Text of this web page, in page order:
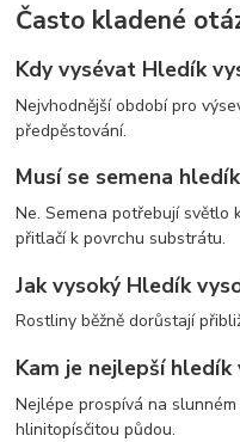
Často kladené
Kdy vysévat Hledík
Nejvhodnější období pro
předpěstování.
Musí se semena
Ne. Semena potřebují světlo
přitlačí k povrchu substrátu.
Jak vysoký Hledík
Rostliny běžně dorůstají
Kam je nejlepší hledík
Nejlépe prospívá na
hlinitopísčitou půdou.